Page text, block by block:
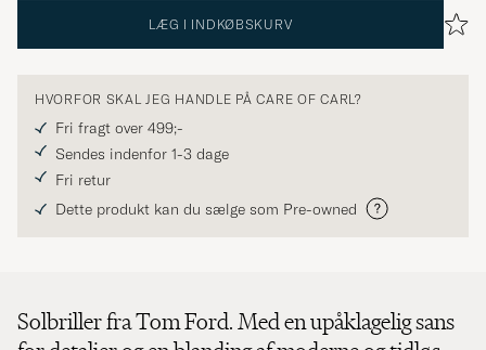
LÆG I INDKØBSKURV
HVORFOR SKAL JEG HANDLE PÅ CARE OF CARL?
Fri fragt over 499;-
Sendes indenfor 1-3 dage
Fri retur
Dette produkt kan du sælge som Pre-owned
Solbriller fra Tom Ford. Med en upåklagelig sans